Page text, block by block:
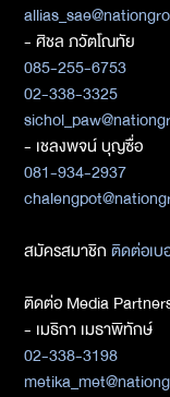
- ศิชล ภวัตโณทัย
085-255-6753
02-338-3325
- เชลงพจน์ บุญซื่อ
081-934-2937
สมัครสมาชิกติดต่อเ
ติดต่อ Media
- เมธิกา เมธาพิทักษ์
02-338-3198